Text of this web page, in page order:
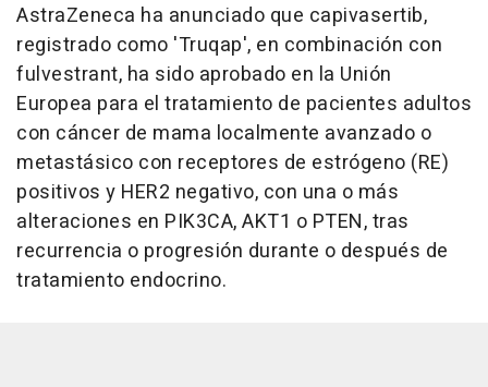
AstraZeneca ha anunciado que capivasertib,
registrado como 'Truqap', en combinación con
fulvestrant, ha sido aprobado en la Unión
Europea para el tratamiento de pacientes adultos
con cáncer de mama localmente avanzado o
metastásico con receptores de estrógeno (RE)
positivos y HER2 negativo, con una o más
alteraciones en PIK3CA, AKT1 o PTEN, tras
recurrencia o progresión durante o después de
tratamiento endocrino.